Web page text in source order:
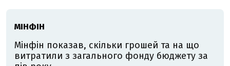
МІНФІН
Мінфін показав, скільки грошей та на що
витратили з загального фонду бюджету за